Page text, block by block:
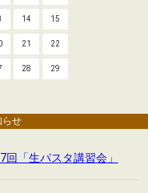
14 15
21 22
28 29
らせ
「生パスタ講習会」